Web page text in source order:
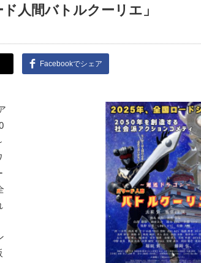
人間バトルクーリエ」
Facebookでシェア